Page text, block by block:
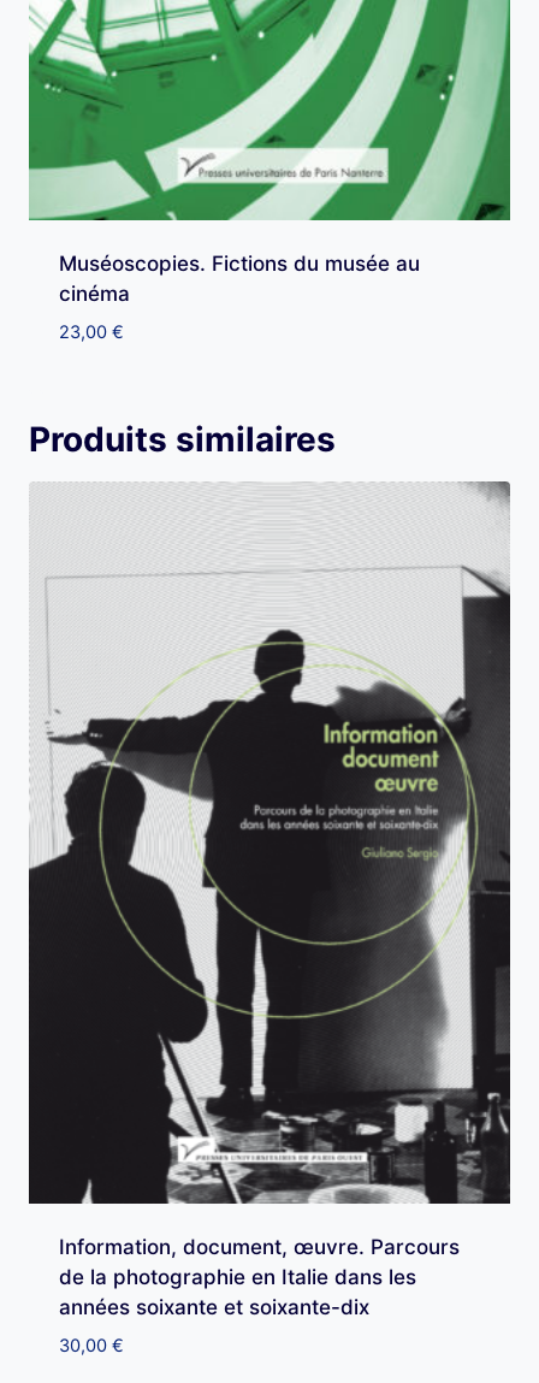
Muséoscopies. Fictions du musée au
cinéma
23,00 €
Produits similaires
Information, document, œuvre. Parcours
de la photographie en Italie dans les
années soixante et soixante-dix
30,00 €